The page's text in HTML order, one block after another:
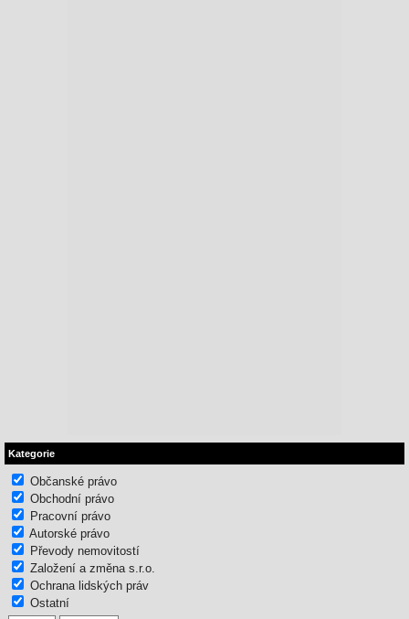
Kategorie
Občanské právo
Obchodní právo
Pracovní právo
Autorské právo
Převody nemovitostí
Založení a změna s.r.o.
Ochrana lidských práv
Ostatní